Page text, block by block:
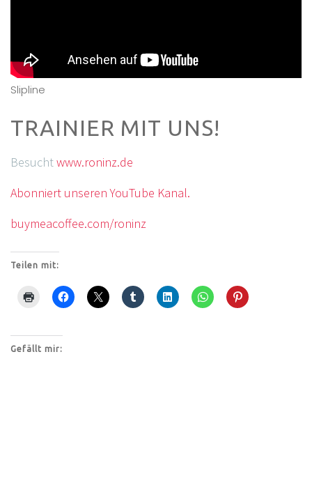
Slipline
TRAINIER MIT UNS!
Besuchtwww.roninz.de
Abonniert unseren YouTube Kanal.
buymeacoffee.com/roninz
Teilen mit:
Gefällt mir: